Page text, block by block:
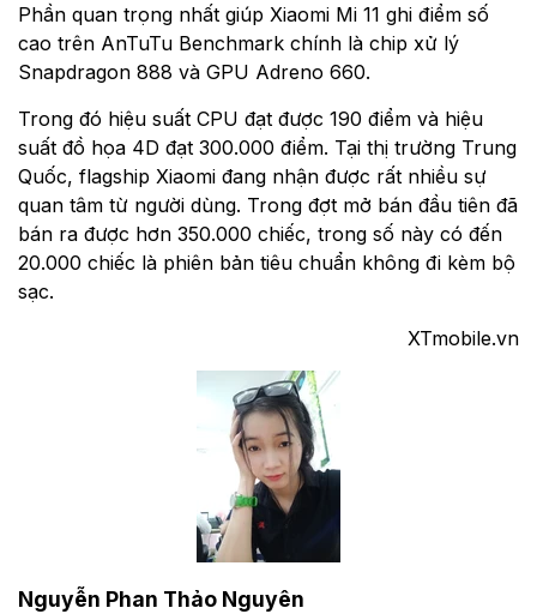
Phần quan trọng nhất giúp Xiaomi Mi 11 ghi điểm số
cao trên AnTuTu Benchmark chính là chip xử lý
Snapdragon 888 và GPU Adreno 660.
Trong đó hiệu suất CPU đạt được 190 điểm và hiệu
suất đồ họa 4D đạt 300.000 điểm. Tại thị trường Trung
Quốc, flagship Xiaomi đang nhận được rất nhiều sự
quan tâm từ người dùng. Trong đợt mở bán đầu tiên đã
bán ra được hơn 350.000 chiếc, trong số này có đến
20.000 chiếc là phiên bản tiêu chuẩn không đi kèm bộ
sạc.
XTmobile.vn
Nguyễn Phan Thảo Nguyên